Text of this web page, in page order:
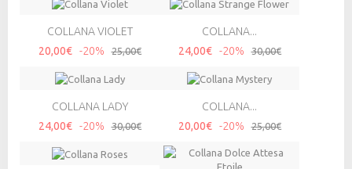
COLLANA VIOLET
20,00€ -20% 25,00€
COLLANA...
24,00€ -20% 30,00€
COLLANA LADY
24,00€ -20% 30,00€
COLLANA...
20,00€ -20% 25,00€